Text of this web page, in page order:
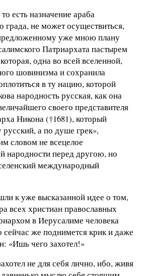
есть назначение араба
града, не может осуществиться,
уже мною плану
Патриархата пастырем
одна во всей вселенной,
шовинизма и сохранила
в ту нацию, которой
народность русская, как она
своего представителя
Никона (†1681), который
русский, а по душе грек»,
словом не всецелое
народности перед другою, но
международный
к уже высказанной идее о том,
всех христиан православных
в Иерусалиме человека
сейчас же поднимется крик и даже
«Ишь чего захотел!»
не для себя лично, ибо, живя